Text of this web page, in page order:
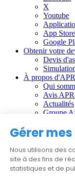
X
Youtube
App Store
Google
Obtenir votre
Devis
À propos
Qui
Avis
Actualités
Groupe
Informations
CGU
Données
Gestion des
Faire une
Gérer
Nous utilisons des
site à des fins de
statistiques et de